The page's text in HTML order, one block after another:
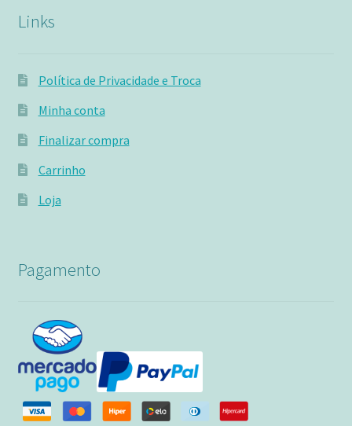
Links
Política de Privacidade e Troca
Minha conta
Finalizar compra
Carrinho
Loja
Pagamento